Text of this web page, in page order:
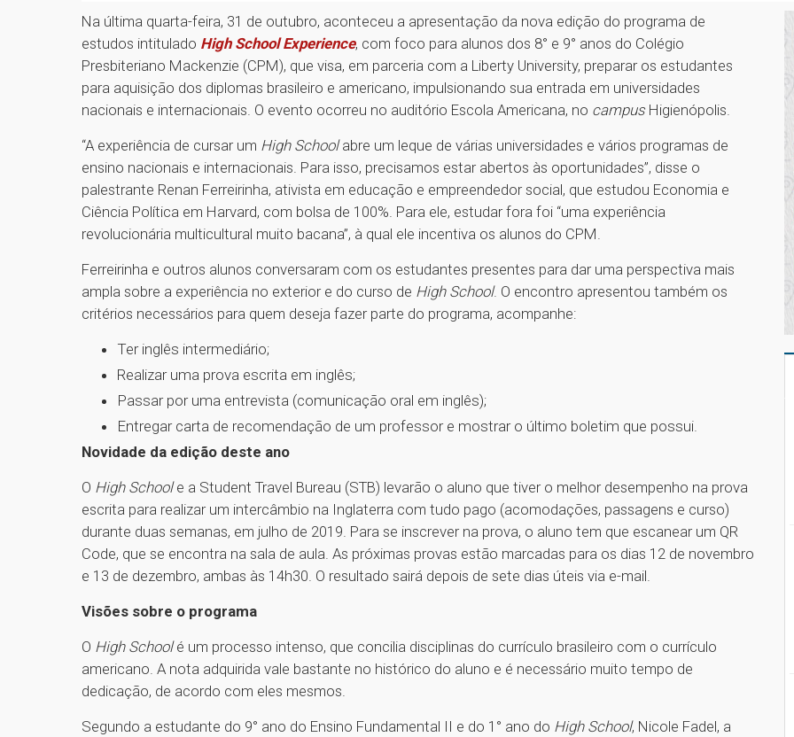
Na última quarta-feira, 31 de outubro, aconteceu a apresentação da nova edição do programa de
estudos intitulado High School Experience, com foco para alunos dos 8° e 9° anos do Colégio
Presbiteriano Mackenzie (CPM), que visa, em parceria com a Liberty University, preparar os estudantes
para aquisição dos diplomas brasileiro e americano, impulsionando sua entrada em universidades
nacionais e internacionais. O evento ocorreu no auditório Escola Americana, no campus Higienópolis.
“A experiência de cursar um High Schoolabre um leque de várias universidades e vários programas de
ensino nacionais e internacionais. Para isso, precisamos estar abertos às oportunidades”, disse o
palestrante Renan Ferreirinha, ativista em educação e empreendedor social, que estudou Economia e
Ciência Política em Harvard, com bolsa de 100%. Para ele, estudar fora foi “uma experiência
revolucionária multicultural muito bacana”, à qual ele incentiva os alunos do CPM.
Ferreirinha e outros alunos conversaram com os estudantes presentes para dar uma perspectiva mais
ampla sobre a experiência no exterior e do curso de High School. O encontro apresentou também os
critérios necessários para quem deseja fazer parte do programa, acompanhe:
Ter inglês intermediário;
Realizar uma prova escrita em inglês;
Passar por uma entrevista (comunicação oral em inglês);
Entregar carta de recomendação de um professor e mostrar o último boletim que possui.
Novidade da edição deste ano
O High Schoole a Student Travel Bureau (STB) levarão o aluno que tiver o melhor desempenho na prova
escrita para realizar um intercâmbio na Inglaterra com tudo pago (acomodações, passagens e curso)
durante duas semanas, em julho de 2019. Para se inscrever na prova, o aluno tem que escanear um QR
Code, que se encontra na sala de aula. As próximas provas estão marcadas para os dias 12 de novembro
e 13 de dezembro, ambas às 14h30. O resultado sairá depois de sete dias úteis via e-mail.
Visões sobre o programa
O High Schoolé um processo intenso, que concilia disciplinas do currículo brasileiro com o currículo
americano. A nota adquirida vale bastante no histórico do aluno e é necessário muito tempo de
dedicação, de acordo com eles mesmos.
Segundo a estudante do 9° ano do Ensino Fundamental II e do 1° ano do High School, Nicole Fadel, a